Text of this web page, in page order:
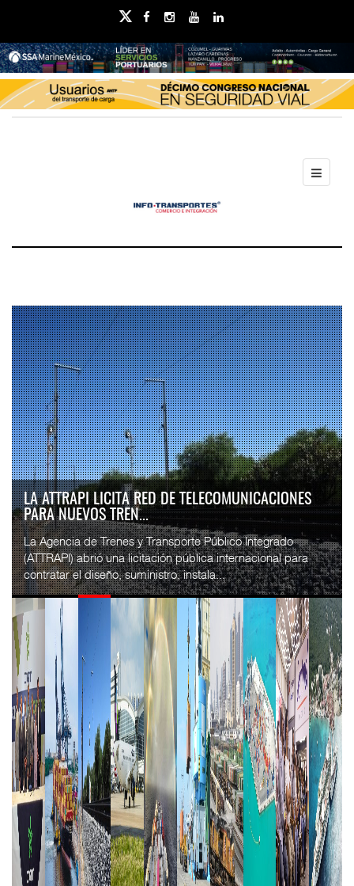
LA ATTRAPI LICITA RED DE TELECOMUNICACIONES
PARA NUEVOS TREN...
La Agencia de Trenes y Transporte Público Integrado
(ATTRAPI) abrió una licitación pública internacional para
contratar el diseño, suministro, instala...